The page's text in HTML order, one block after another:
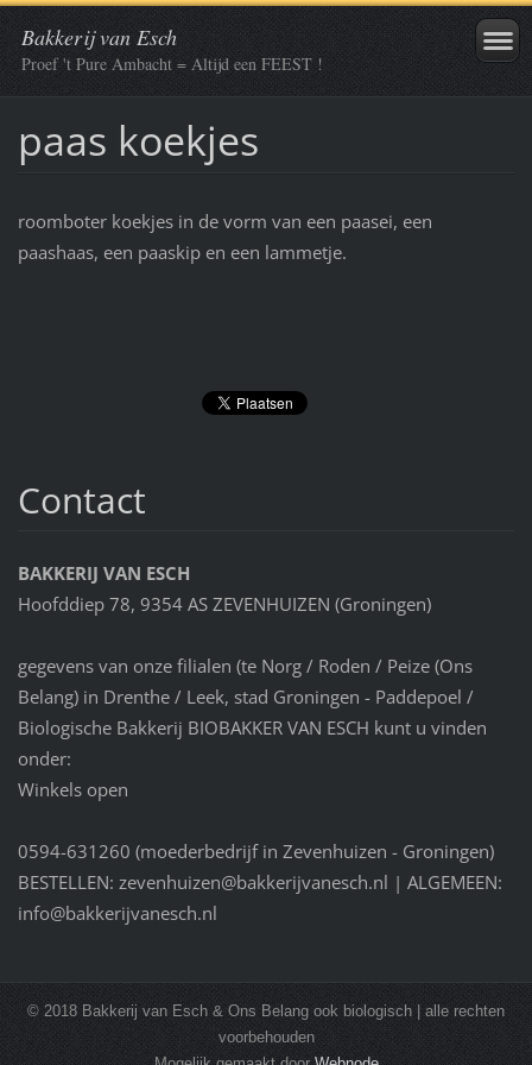
Bakkerij van Esch
Proef 't Pure Ambacht = Altijd een FEEST !
paas koekjes
roomboter koekjes in de vorm van een paasei, een
paashaas, een paaskip en een lammetje.
Contact
BAKKERIJ VAN ESCH
Hoofddiep 78, 9354 AS ZEVENHUIZEN (Groningen)
gegevens van onze filialen (te Norg / Roden / Peize (Ons
Belang) in Drenthe / Leek, stad Groningen - Paddepoel /
Biologische Bakkerij BIOBAKKER VAN ESCH kunt u vinden
onder:
Winkels open
0594-631260 (moederbedrijf in Zevenhuizen - Groningen)
BESTELLEN: zevenhuizen@bakkerijvanesch.nl | ALGEMEEN:
info@bakkerijvanesch.nl
© 2018 Bakkerij van Esch & Ons Belang ook biologisch | alle rechten
voorbehouden